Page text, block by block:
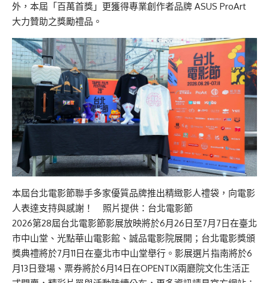
外，本屆「百萬首獎」更獲得專業創作者品牌 ASUS ProArt
大力贊助之獎勵禮品。
本屆台北電影節聯手多家優質品牌推出精緻影人禮袋，向電影
人表達支持與感謝！ 照片提供：台北電影節
2026第28屆台北電影節影展放映將於6月26日至7月7日在臺北
市中山堂、光點華山電影館、誠品電影院展開；台北電影獎頒
獎典禮將於7月11日在臺北市中山堂舉行。影展選片指南將於6
月13日登場、票券將於6月14日在OPENTIX兩廳院文化生活正